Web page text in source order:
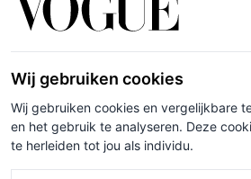
Wij gebruiken cookies
Wij gebruiken cookies en vergelijkbare
en het gebruik te analyseren. Deze
te herleiden tot jou als individu.